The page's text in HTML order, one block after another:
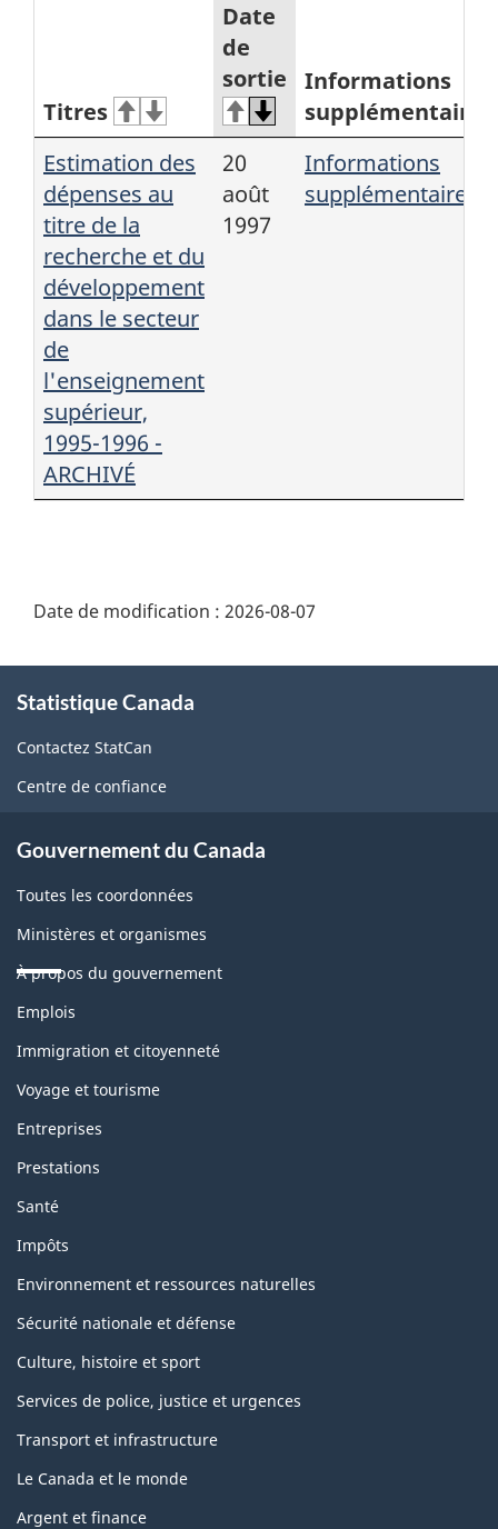
Titres
Date
de
sortie
Informations
supplémentaires
Estimation des
dépenses au
titre de la
recherche et du
développement
dans le secteur
de
l'enseignement
supérieur,
1995-1996 -
ARCHIVÉ
20
août
1997
Informations
supplémentaires
Date de modification : 2026-08-07
propos
de
ce
Statistique Canada
Contactez StatCan
Centre de confiance
Gouvernement du Canada
Toutes les coordonnées
Ministères et organismes
À propos du gouvernement
Thèmes
sujets
Emplois
Immigration et citoyenneté
Voyage et tourisme
Entreprises
Prestations
Santé
Impôts
Environnement et ressources naturelles
Sécurité nationale et défense
Culture, histoire et sport
Services de police, justice et urgences
Transport et infrastructure
Le Canada et le monde
Argent et finance